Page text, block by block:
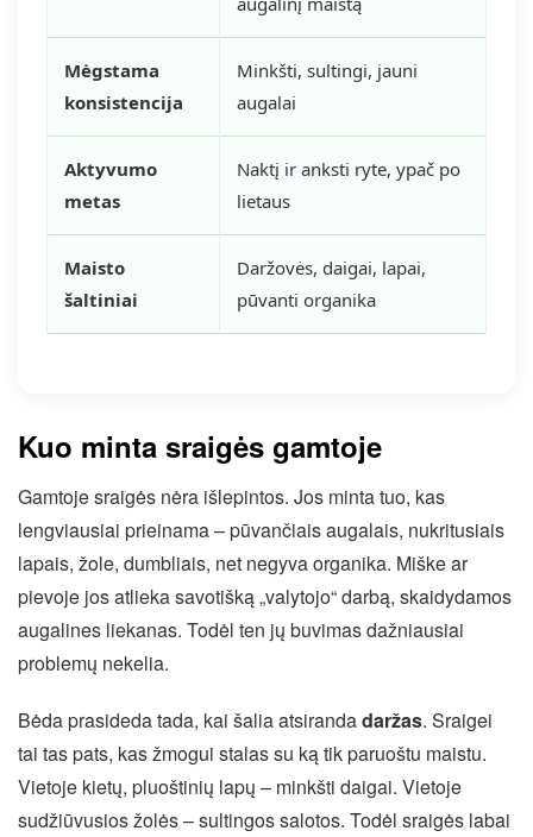
Mėgstama
konsistencija
Minkšti, sultingi, jauni
augalai
Aktyvumo
metas
Naktį ir anksti ryte, ypač po
lietaus
Maisto
šaltiniai
Daržovės, daigai, lapai,
pūvanti organika
Kuo minta sraigės gamtoje
Gamtoje sraigės nėra išlepintos. Jos minta tuo, kas
lengviausiai prieinama – pūvančiais augalais, nukritusiais
lapais, žole, dumbliais, net negyva organika. Miške ar
pievoje jos atlieka savotišką „valytojo“ darbą, skaidydamos
augalines liekanas. Todėl ten jų buvimas dažniausiai
problemų nekelia.
Bėda prasideda tada, kai šalia atsirandadaržas. Sraigei
tai tas pats, kas žmogui stalas su ką tik paruoštu maistu.
Vietoje kietų, pluoštinių lapų – minkšti daigai. Vietoje
sudžiūvusios žolės – sultingos salotos. Todėl sraigės labai